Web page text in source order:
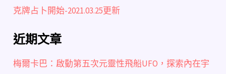
克牌占卜開始-2021.03.25更新
近期文章
梅爾卡巴：啟動第五次元靈性飛船UFO，探索內在宇